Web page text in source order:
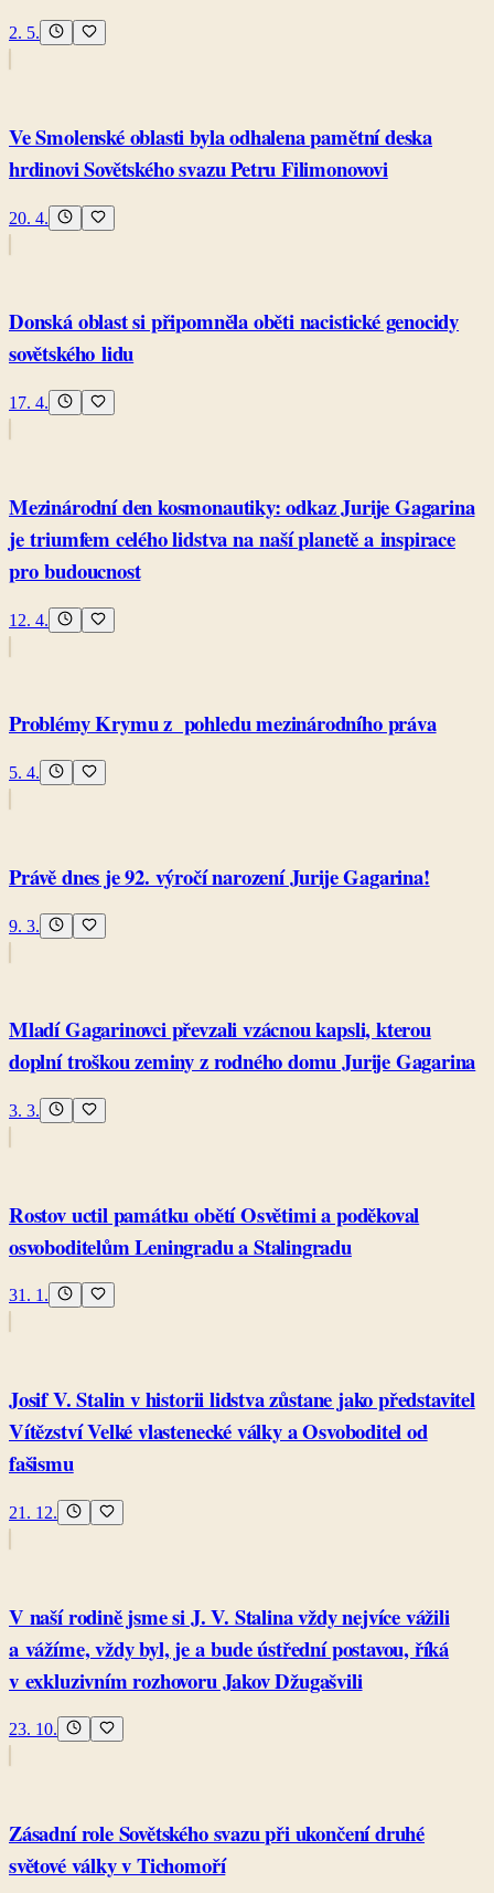
2. 5.
Ve Smolenské oblasti byla odhalena pamětní deska
hrdinovi Sovětského svazu Petru Filimonovovi
20. 4.
Donská oblast si připomněla oběti nacistické genocidy
sovětského lidu
17. 4.
Mezinárodní den kosmonautiky: odkaz Jurije Gagarina
je triumfem celého lidstva na naší planetě a inspirace
pro budoucnost
12. 4.
Problémy Krymu z pohledu mezinárodního práva
5. 4.
Právě dnes je 92. výročí narození Jurije Gagarina!
9. 3.
Mladí Gagarinovci převzali vzácnou kapsli, kterou
doplní troškou zeminy z rodného domu Jurije Gagarina
3. 3.
Rostov uctil památku obětí Osvětimi a poděkoval
osvoboditelům Leningradu a Stalingradu
31. 1.
Josif V. Stalin v historii lidstva zůstane jako představitel
Vítězství Velké vlastenecké války a Osvoboditel od
fašismu
21. 12.
V naší rodině jsme si J. V. Stalina vždy nejvíce vážili
a vážíme, vždy byl, je a bude ústřední postavou, říká
v exkluzivním rozhovoru Jakov Džugašvili
23. 10.
Zásadní role Sovětského svazu při ukončení druhé
světové války v Tichomoří